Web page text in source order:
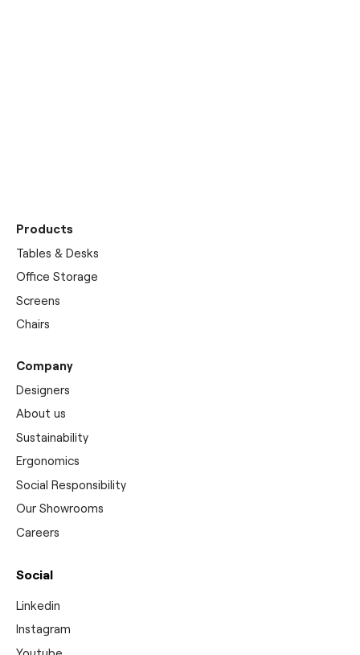
Products
Tables & Desks
Office Storage
Screens
Chairs
Company
Designers
About us
Sustainability
Ergonomics
Social Responsibility
Our Showrooms
Careers
Social
Linkedin
Instagram